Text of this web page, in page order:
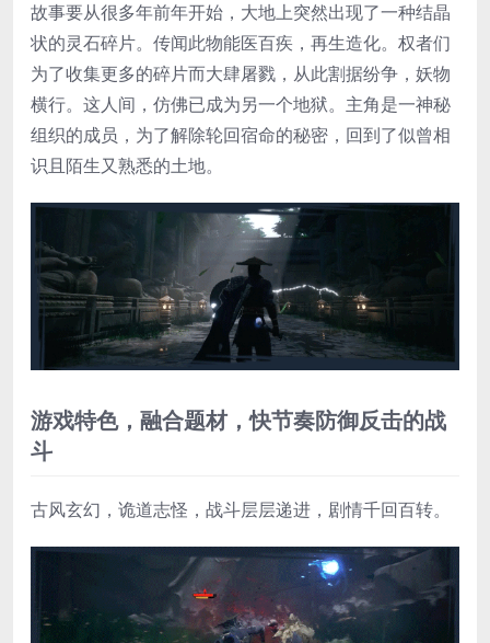
故事要从很多年前年开始，大地上突然出现了一种结晶
状的灵石碎片。传闻此物能医百疾，再生造化。权者们
为了收集更多的碎片而大肆屠戮，从此割据纷争，妖物
横行。这人间，仿佛已成为另一个地狱。主角是一神秘
组织的成员，为了解除轮回宿命的秘密，回到了似曾相
识且陌生又熟悉的土地。
游戏特色，融合题材，快节奏防御反击的战
斗
古风玄幻，诡道志怪，战斗层层递进，剧情千回百转。